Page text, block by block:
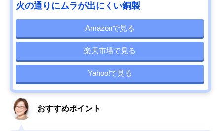
火の通りにムラが出にくい銅製
Amazonで見る
楽天市場で見る
Yahoo!で見る
おすすめポイント